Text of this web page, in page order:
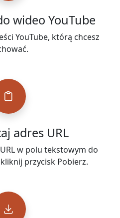
wideo YouTube
YouTube, którą chcesz
adres URL
w polu tekstowym do
przycisk Pobierz.